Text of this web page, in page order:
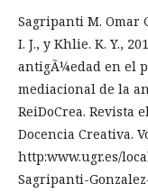
Sagripanti M. Omar
I. J., y Khlie. K. Y.,
antigÃ¼edad en el
mediacional de la
ReiDoCrea. Revista
Docencia Creativa.
http:www.ugr.es/
Sagripanti-